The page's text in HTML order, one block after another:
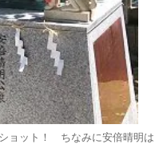
ョット！ ちなみに安倍晴明は